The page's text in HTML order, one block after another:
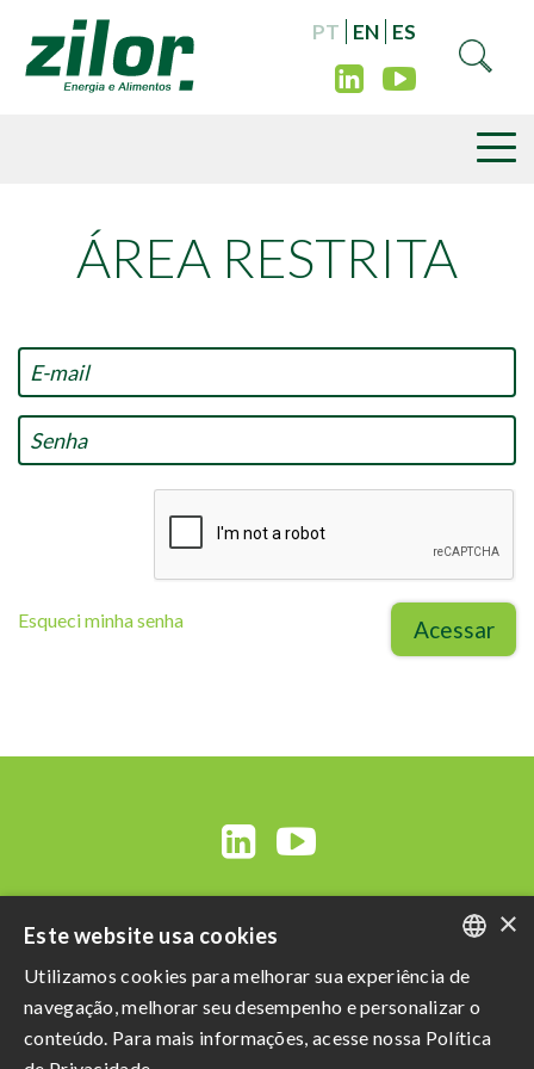
PT EN ES
ÁREA RESTRITA
Esqueci minha senha Acessar
Razão Social: Açucareira Quatá S.A
PORTUGUESE
ENGLISH
×
Este website usa cookies
Utilizamos cookies para melhorar sua experiência de
navegação, melhorar seu desempenho e personalizar o
conteúdo. Para mais informações, acesse nossa Política